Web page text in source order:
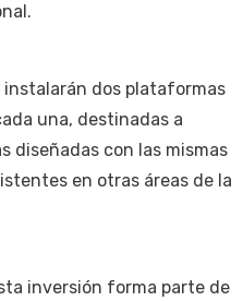
instalarán dos plataformas
una, destinadas a
diseñadas con las mismas
en otras áreas de la
inversión forma parte de